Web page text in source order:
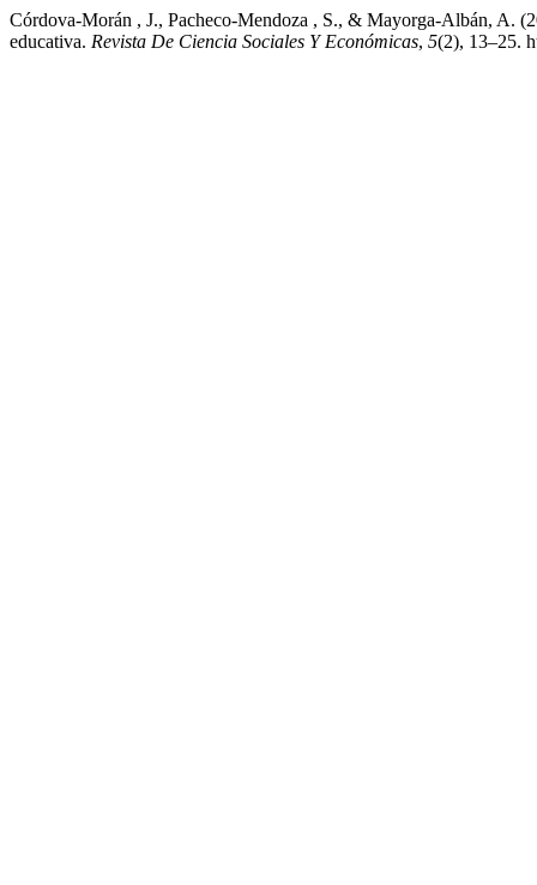
Córdova-Morán , J., Pacheco-Mendoza , S., & Mayorga-Albán, A.
educativa. Revista De Ciencia Sociales Y Económicas, 5(2), 13–25.